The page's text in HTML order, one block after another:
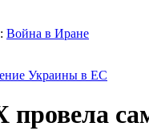
Война в Иране
Украины в ЕС
провела